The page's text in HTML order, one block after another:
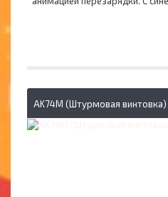
AK74M (Штурмовая винтовка)